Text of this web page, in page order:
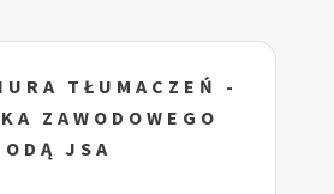
TŁUMACZEŃ -
ZAWODOWEGO
JSA